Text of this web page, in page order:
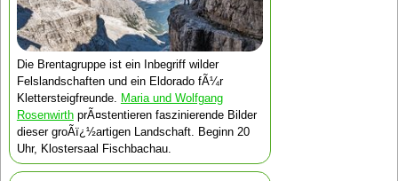
Die Brentagruppe ist ein Inbegriff wilder
Felslandschaften und ein Eldorado fÃ¼r
Klettersteigfreunde.
Maria und Wolfgang
RosenwirthprÃ¤stentieren faszinierende Bilder
dieser groÃï¿½artigen Landschaft. Beginn 20
Uhr, Klostersaal Fischbachau.